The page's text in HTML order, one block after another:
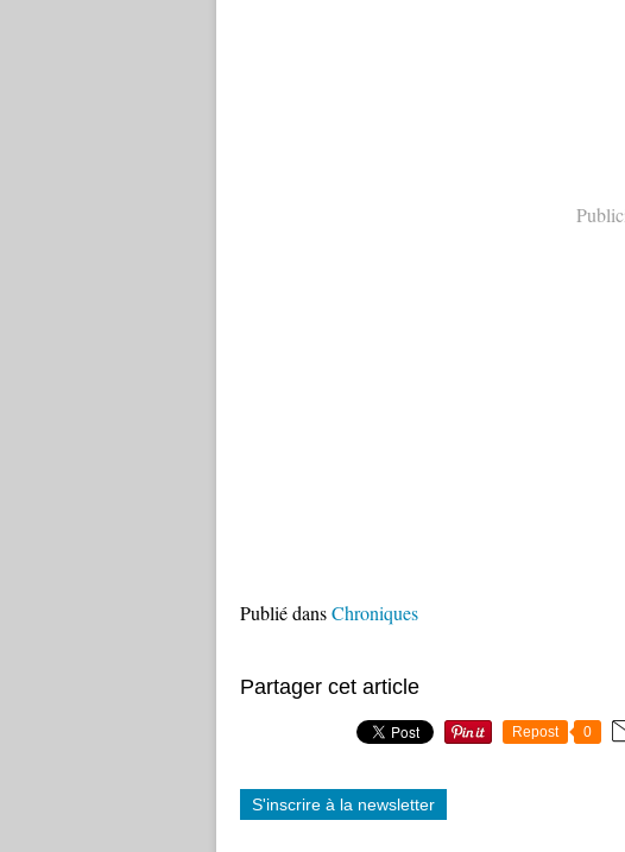
Publié dansChroniques
Partager cet article
Repost 0
S'inscrire à la newsletter